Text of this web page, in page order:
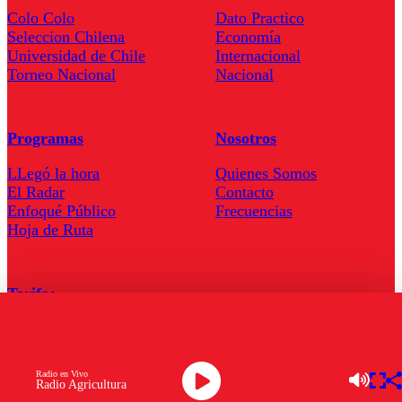
Radio Agricultura
Radio en Vivo
Colo Colo
Seleccion Chilena
Universidad de Chile
Torneo Nacional
Dato Practico
Economía
Internacional
Nacional
Programas
LLegó la hora
El Radar
Enfoqué Público
Hoja de Ruta
Nosotros
Quienes Somos
Contacto
Frecuencias
Tarifas